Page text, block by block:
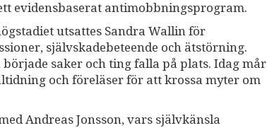
evidensbaserat antimobbningsprogram.
utsattes Sandra Wallin för
självskadebeteende och ätstörning.
saker och ting falla på plats. Idag mår
och föreläser för att krossa myter om
Andreas Jonsson, vars självkänsla